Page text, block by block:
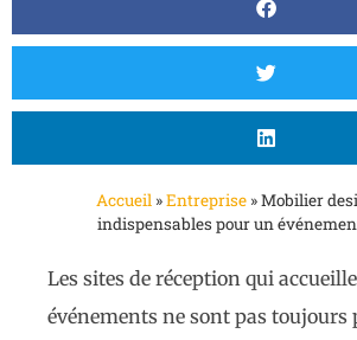
Accueil »Entreprise »Mobilier
indispensables pour un
Les sites de réception qui
événements ne sont pas toujours